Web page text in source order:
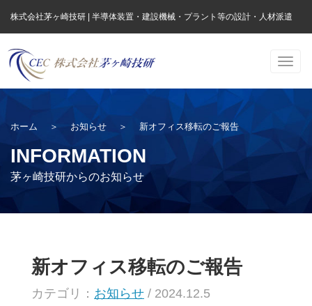
株式会社茅ヶ崎技研 | 半導体装置・建設機械・プラント等の設計・人材派遣
ホーム ＞ お知らせ ＞ 新オフィス移転のご報告
INFORMATION
茅ヶ崎技研からのお知らせ
新オフィス移転のご報告
カテゴリ： お知らせ / 2024.12.5